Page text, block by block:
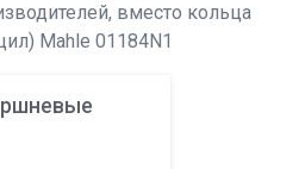
вместо кольца
Mahle 01184N1